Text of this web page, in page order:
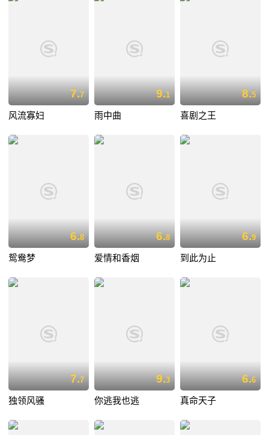
7.7
风流寡妇
9.1
雨中曲
8.5
喜剧之王
6.8
鸳鸯梦
6.8
爱情和香烟
6.9
到此为止
7.7
独领风骚
9.3
你逃我也逃
6.6
真命天子